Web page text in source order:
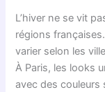
L’hiver ne se vit
régions
varier selon les
À Paris, les looks
avec des